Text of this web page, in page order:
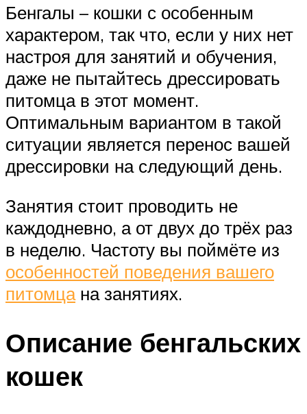
Бенгалы – кошки с особенным
характером, так что, если у них нет
настроя для занятий и обучения,
даже не пытайтесь дрессировать
питомца в этот момент.
Оптимальным вариантом в такой
ситуации является перенос вашей
дрессировки на следующий день.
Занятия стоит проводить не
каждодневно, а от двух до трёх раз
в неделю. Частоту вы поймёте из
особенностей поведения вашего
питомцана занятиях.
Описание бенгальских
кошек